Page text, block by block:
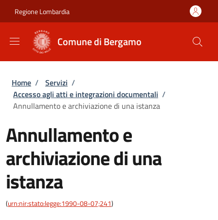
Regione Lombardia
Comune di Bergamo
Briciole di pane
Home / Servizi /
Accesso agli atti e integrazioni documentali /
Annullamento e archiviazione di una istanza
Annullamento e
archiviazione di una
istanza
(urn:nir:stato:legge:1990-08-07;241)